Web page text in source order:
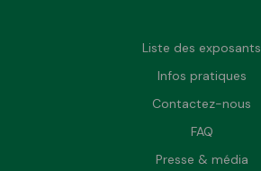
Liste des exposants
Infos pratiques
Contactez-nous
FAQ
Presse & média